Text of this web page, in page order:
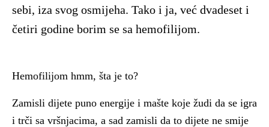
sebi, iza svog osmijeha. Tako i ja, već dvadeset i
četiri godine borim se sa hemofilijom.
Hemofilijom hmm, šta je to?
Zamisli dijete puno energije i mašte koje žudi da se igra
i trči sa vršnjacima, a sad zamisli da to dijete ne smije